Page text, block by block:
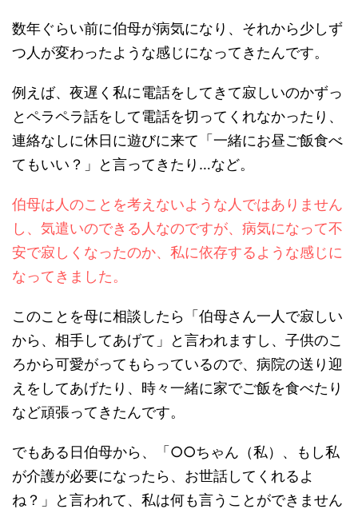
数年ぐらい前に伯母が病気になり、それから少しず
つ人が変わったような感じになってきたんです。
例えば、夜遅く私に電話をしてきて寂しいのかずっ
とペラペラ話をして電話を切ってくれなかったり、
連絡なしに休日に遊びに来て「一緒にお昼ご飯食べ
てもいい？」と言ってきたり…など。
伯母は人のことを考えないような人ではありません
し、気遣いのできる人なのですが、病気になって不
安で寂しくなったのか、私に依存するような感じに
なってきました。
このことを母に相談したら「伯母さん一人で寂しい
から、相手してあげて」と言われますし、子供のこ
ろから可愛がってもらっているので、病院の送り迎
えをしてあげたり、時々一緒に家でご飯を食べたり
など頑張ってきたんです。
でもある日伯母から、「○○ちゃん（私）、もし私
が介護が必要になったら、お世話してくれるよ
ね？」と言われて、私は何も言うことができません